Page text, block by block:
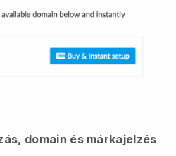
domain és márkajelzés